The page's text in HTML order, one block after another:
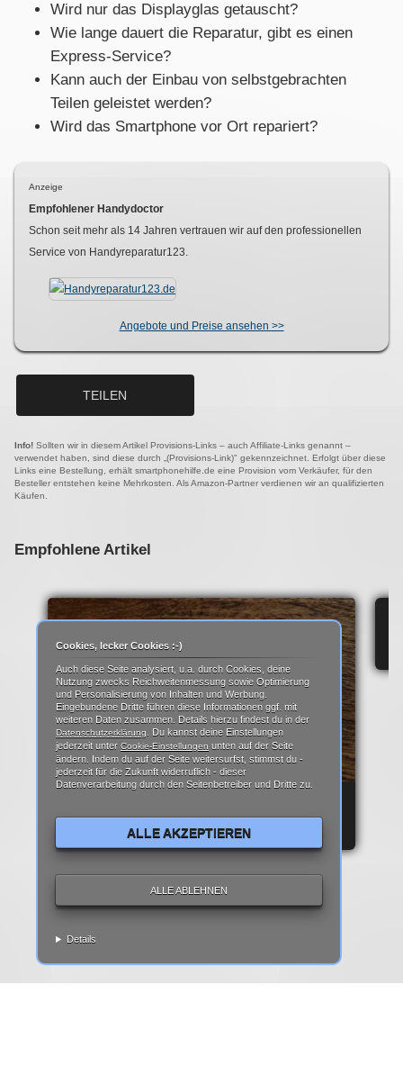
Wird nur das Displayglas getauscht?
Wie lange dauert die Reparatur, gibt es einen
Express-Service?
Kann auch der Einbau von selbstgebrachten
Teilen geleistet werden?
Wird das Smartphone vor Ort repariert?
Anzeige
Empfohlener Handydoctor
Schon seit mehr als 14 Jahren vertrauen wir auf den professionellen
Service von Handyreparatur123.
Angebote und Preise ansehen >>
TEILEN
Info! Sollten wir in diesem Artikel Provisions-Links – auch Affiliate-Links genannt –
verwendet haben, sind diese durch „(Provisions-Link)" gekennzeichnet. Erfolgt über diese
Links eine Bestellung, erhält smartphonehilfe.de eine Provision vom Verkäufer, für den
Besteller entstehen keine Mehrkosten. Als Amazon-Partner verdienen wir an qualifizierten
Käufen.
Empfohlene Artikel
REPARATUR ANLEITUNG | TEARDOWN
Cookies, lecker Cookies :-)
Auch diese Seite analysiert, u.a. durch Cookies, deine
Nutzung zwecks Reichweitenmessung sowie Optimierung
und Personalisierung von Inhalten und Werbung.
Eingebundene Dritte führen diese Informationen ggf. mit
weiteren Daten zusammen. Details hierzu findest du in der
Datenschutzerklärung
. Du kannst deine Einstellungen
jederzeit unter Cookie-Einstellungen unten auf der Seite
ändern. Indem du auf der Seite weitersurfst, stimmst du -
jederzeit für die Zukunft widerruflich - dieser
Datenverarbeitung durch den Seitenbetreiber und Dritte zu.
ALLE AKZEPTIEREN
ALLE ABLEHNEN
Details